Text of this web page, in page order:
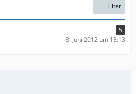
Filter
5
8. Juni 2012 um 13:13